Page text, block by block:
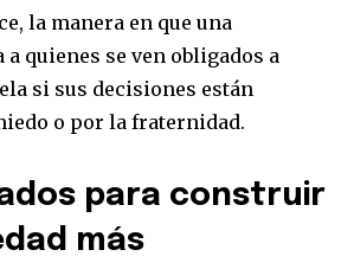
la manera en que una
quienes se ven obligados a
si sus decisiones están
o por la fraternidad.
para construir
más